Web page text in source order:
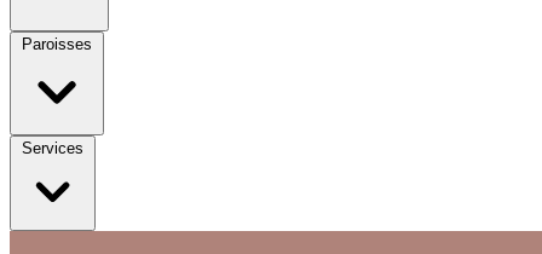
Paroisses
Services